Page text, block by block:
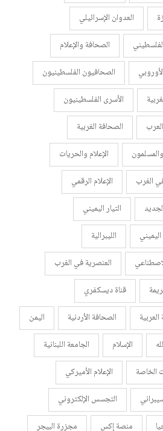
العدوان الإسرائيلي
الصحافة والإعلام
الصحافيون الفلسطينيون
الأسرى الفلسطينيون
الصحافة الغربية
الإعلام والحريات
الغرب
الإعلام الرقمي
التيار اليميني
الليبرالية
العنصرية في الغرب
قناة ديسكفري
الصحافة الأردنية
اليمن
الإسلام
الجامعة اللبنانية
الخاصة
الإعلام الأميركي
التجسس الإلكتروني
منصة إكس مجزرة البيجر